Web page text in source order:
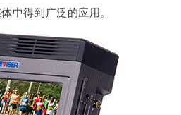
中得到广泛的应用。